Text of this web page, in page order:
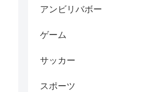
アンビリバボー
ゲーム
サッカー
スポーツ